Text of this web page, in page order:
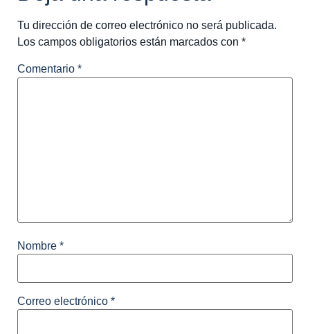
Tu dirección de correo electrónico no será publicada.
Los campos obligatorios están marcados con *
Comentario *
Nombre *
Correo electrónico *